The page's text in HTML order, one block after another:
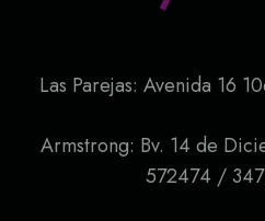
Las Parejas: Avenida 16
Armstrong: Bv. 14 de
572474 /